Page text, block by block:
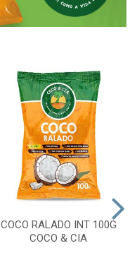
COCO RALADO INT 100G
COCO & CIA